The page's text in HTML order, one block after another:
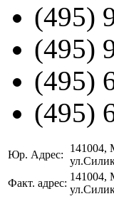
(495)
(495)
(495)
(495)
Юр. Адрес:
141004,
Факт. адрес:
141004,